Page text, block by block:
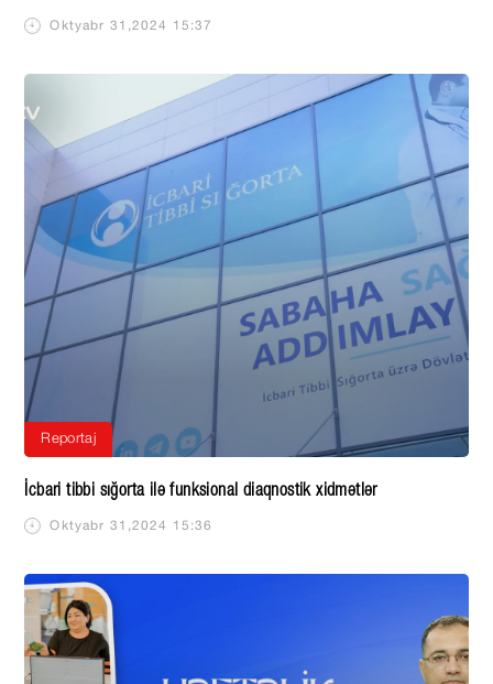
Oktyabr 31,2024 15:37
İcbari tibbi sığorta ilə funksional diaqnostik xidmətlər
Oktyabr 31,2024 15:36
Reportaj